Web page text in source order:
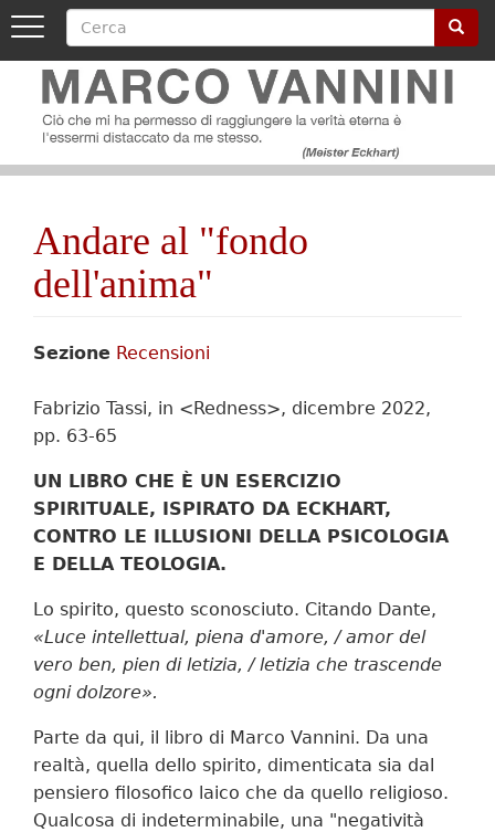
Salta
contenuto
Toggle
navigation
Cerca Cerca
Image
Image
Andare al "fondo
dell'anima"
Sezione Recensioni
Fabrizio Tassi, in <Redness>, dicembre 2022,
pp. 63-65
UN LIBRO CHE È UN ESERCIZIO
SPIRITUALE, ISPIRATO DA ECKHART,
CONTRO LE ILLUSIONI DELLA PSICOLOGIA
E DELLA TEOLOGIA.
Lo spirito, questo sconosciuto. Citando Dante,
«Luce intellettual, piena d'amore, / amor del
vero ben, pien di letizia, / letizia che trascende
ogni dolzore».
Parte da qui, il libro di Marco Vannini. Da una
realtà, quella dello spirito, dimenticata sia dal
pensiero filosofico laico che da quello reli­gioso.
Qualcosa di indeterminabile, una "negatività